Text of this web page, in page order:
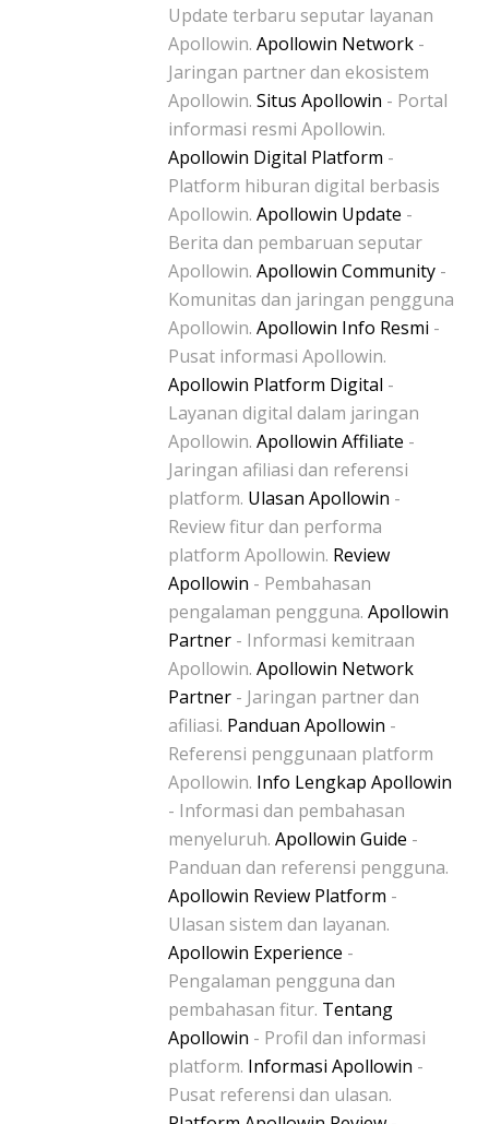
Update terbaru seputar layanan
Apollowin. Apollowin Network -
Jaringan partner dan ekosistem
Apollowin. Situs Apollowin - Portal
informasi resmi Apollowin.
Apollowin Digital Platform -
Platform hiburan digital berbasis
Apollowin. Apollowin Update -
Berita dan pembaruan seputar
Apollowin. Apollowin Community -
Komunitas dan jaringan pengguna
Apollowin. Apollowin Info Resmi -
Pusat informasi Apollowin.
Apollowin Platform Digital -
Layanan digital dalam jaringan
Apollowin. Apollowin Affiliate -
Jaringan afiliasi dan referensi
platform. Ulasan Apollowin -
Review fitur dan performa
platform Apollowin. Review
Apollowin - Pembahasan
pengalaman pengguna. Apollowin
Partner - Informasi kemitraan
Apollowin. Apollowin Network
Partner - Jaringan partner dan
afiliasi. Panduan Apollowin -
Referensi penggunaan platform
Apollowin. Info Lengkap Apollowin
- Informasi dan pembahasan
menyeluruh. Apollowin Guide -
Panduan dan referensi pengguna.
Apollowin Review Platform -
Ulasan sistem dan layanan.
Apollowin Experience -
Pengalaman pengguna dan
pembahasan fitur. Tentang
Apollowin - Profil dan informasi
platform. Informasi Apollowin -
Pusat referensi dan ulasan.